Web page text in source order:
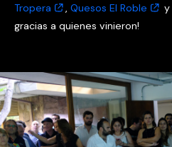
Tropera
, Quesos El Roble y
gracias a quienes vinieron!